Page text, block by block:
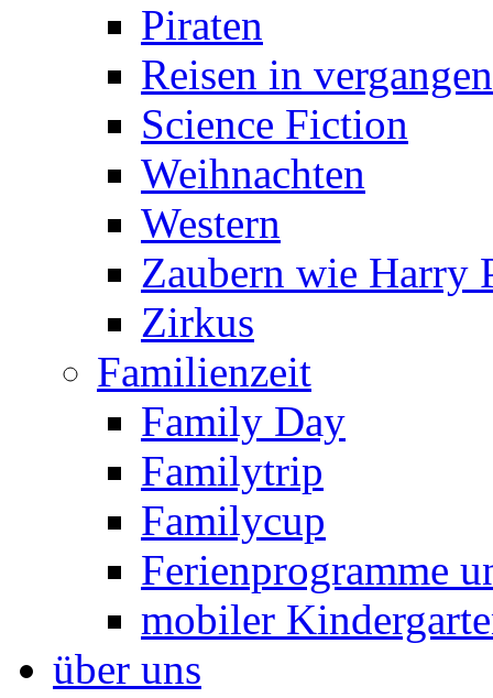
Piraten
Reisen in
Science Fiction
Weihnachten
Western
Zaubern wie Harry
Zirkus
Familienzeit
Family Day
Familytrip
Familycup
Ferienprogramme
mobiler
über uns